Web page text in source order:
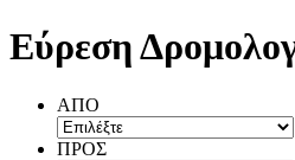
Εύρεση
ΑΠΟ
ΠΡΟΣ